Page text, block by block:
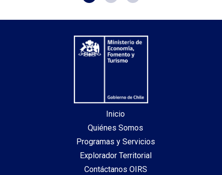
Inicio
Quiénes Somos
Programas y Servicios
Explorador Territorial
Contáctanos OIRS